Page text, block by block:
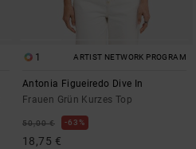
1 ARTIST NETWORK PROGRAM
Antonia Figueiredo Dive In
Frauen Grün Kurzes Top
50,00 € 63%
18,75 €